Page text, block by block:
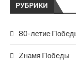
РУБРИКИ
80-летие
Zнамя Победы